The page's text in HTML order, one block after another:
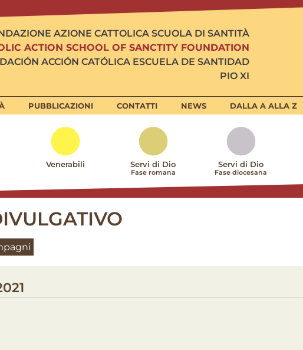
AZIONE CATTOLICA SCUOLA DI SANTITÀ
ACTION SCHOOL OF SANCTITY FOUNDATION
ACCIÓN CATÓLICA ESCUELA DE SANTIDAD
PIO XI
PUBBLICAZIONI CONTATTI NEWS DALLA A ALLA Z
Venerabili Servi di Dio
Fase romana
Servi di Dio
Fase diocesana